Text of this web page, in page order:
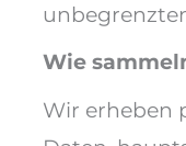
Wie
Wir erheben